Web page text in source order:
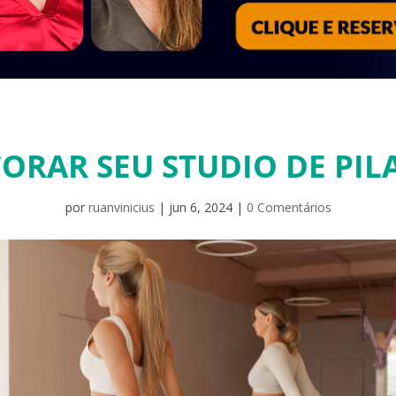
SEU STUDIO DE
por ruanvinicius | jun 6, 2024| 0 Comentários